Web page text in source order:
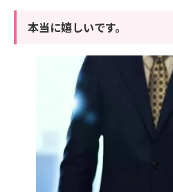
本当に嬉しいです。